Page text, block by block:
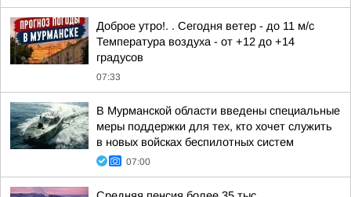
Доброе утро!. . Сегодня ветер - до 11 м/с
Температура воздуха - от +12 до +14
градусов
07:33
В Мурманской области введены специальные
меры поддержки для тех, кто хочет служить
в новых войсках беспилотных систем
07:00